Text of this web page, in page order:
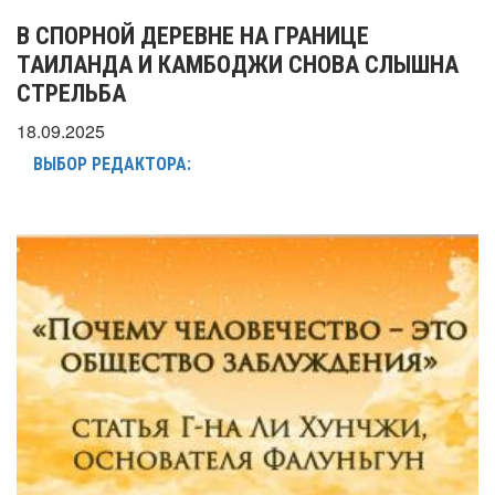
В СПОРНОЙ ДЕРЕВНЕ НА ГРАНИЦЕ
ТАИЛАНДА И КАМБОДЖИ СНОВА СЛЫШНА
СТРЕЛЬБА
18.09.2025
ВЫБОР РЕДАКТОРА: